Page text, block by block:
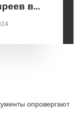
в
опровергают